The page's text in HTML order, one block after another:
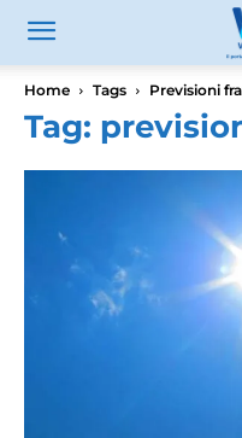
Home Tags Previsioni
Tag: